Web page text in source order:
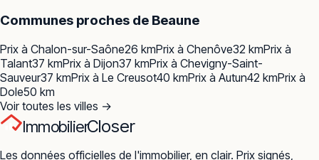
Communes proches de Beaune
Prix à Chalon-sur-Saône26 kmPrix à Chenôve32 kmPrix à
Talant37 kmPrix à Dijon37 kmPrix à Chevigny-Saint-
Sauveur37 kmPrix à Le Creusot40 kmPrix à Autun42 kmPrix à
Dole50 km
Voir toutes les villes →
ImmobilierCloser
Les données officielles de l'immobilier, en clair. Prix signés,